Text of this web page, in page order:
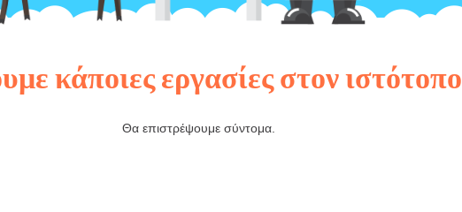
κάποιες εργασίες στον ιστότοπο
Θα επιστρέψουμε σύντομα.